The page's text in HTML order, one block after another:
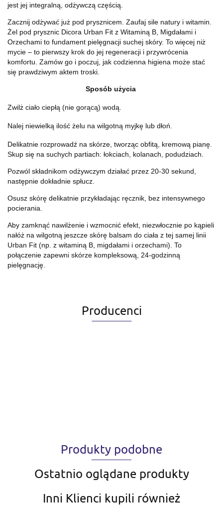
jest jej integralną, odżywczą częścią.
Zacznij odżywać już pod prysznicem. Zaufaj sile natury i witamin.
Żel pod prysznic Dicora Urban Fit z Witaminą B, Migdałami i
Orzechami to fundament pielęgnacji suchej skóry. To więcej niż
mycie – to pierwszy krok do jej regeneracji i przywrócenia
komfortu. Zamów go i poczuj, jak codzienna higiena może stać
się prawdziwym aktem troski.
Sposób użycia
Zwilż ciało ciepłą (nie gorącą) wodą.
Nalej niewielką ilość żelu na wilgotną myjkę lub dłoń.
Delikatnie rozprowadź na skórze, tworząc obfitą, kremową pianę.
Skup się na suchych partiach: łokciach, kolanach, podudziach.
Pozwól składnikom odżywczym działać przez 20-30 sekund,
następnie dokładnie spłucz.
Osusz skórę delikatnie przykładając ręcznik, bez intensywnego
pocierania.
Aby zamknąć nawilżenie i wzmocnić efekt, niezwłocznie po kąpieli
nałóż na wilgotną jeszcze skórę balsam do ciała z tej samej linii
Urban Fit (np. z witaminą B, migdałami i orzechami). To
połączenie zapewni skórze kompleksową, 24-godzinną
pielęgnację.
Producenci
Produkty podobne
Ostatnio oglądane produkty
Inni Klienci kupili również